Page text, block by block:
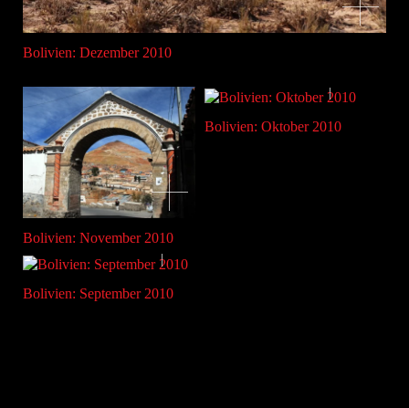
Bolivien: Dezember 2010
Bolivien: November 2010
Bolivien: Oktober 2010
Bolivien: September 2010